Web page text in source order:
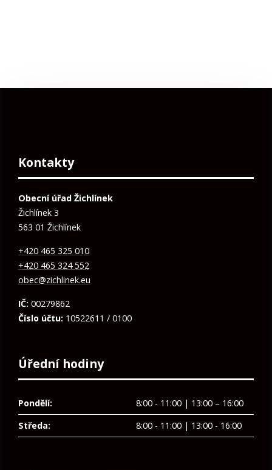
Kontakty
Obecní úřad Žichlínek
Žichlínek 3
563 01 Žichlínek
+420 465 325 010
+420 465 324 552
obec@zichlinek.eu
IČ: 00279862
Číslo účtu: 10522611 / 0100
Úřední hodiny
Pondělí:
8:00 - 11:00 | 13:00 – 16:00
Středa:
8:00 - 11:00 | 13:00 - 16:00